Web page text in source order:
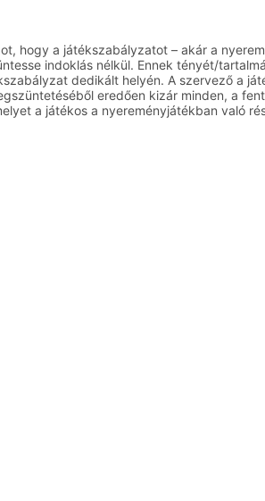
hogy a játékszabályzatot – akár a
indoklás nélkül. Ennek tényét/
dedikált helyén. A szervező a
eredően kizár minden, a
a játékos a nyereményjátékban való